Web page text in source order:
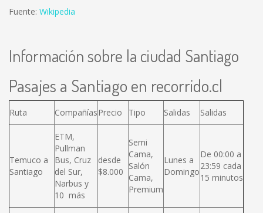
Fuente: Wikipedia
Información sobre la ciudad Santiago
Pasajes a Santiago en recorrido.cl
Ruta CompañíasPrecio Tipo Salidas Salidas
Temuco a
Santiago
ETM,
Pullman
Bus, Cruz
del Sur,
Narbus y
10 más
desde
$8.000
Semi
Cama,
Salón
Cama,
Premium
Lunes a
Domingo
De 00:00 a
23:59 cada
15 minutos